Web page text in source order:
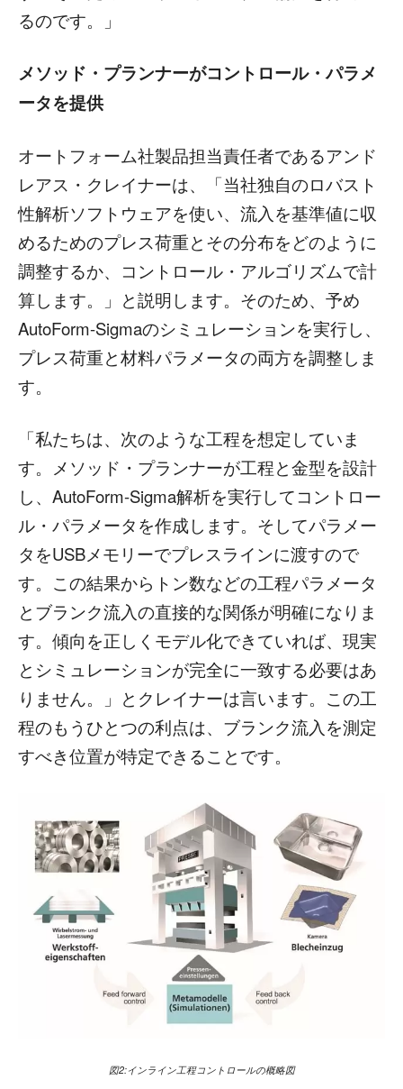
るのです。」
メソッド・プランナーがコントロール・パラメ
ータを提供
オートフォーム社製品担当責任者であるアンド
レアス・クレイナーは、「当社独自のロバスト
性解析ソフトウェアを使い、流入を基準値に収
めるためのプレス荷重とその分布をどのように
調整するか、コントロール・アルゴリズムで計
算します。」と説明します。そのため、予め
AutoForm-Sigmaのシミュレーションを実行し、
プレス荷重と材料パラメータの両方を調整しま
す。
「私たちは、次のような工程を想定していま
す。メソッド・プランナーが工程と金型を設計
し、AutoForm-Sigma解析を実行してコントロー
ル・パラメータを作成します。そしてパラメー
タをUSBメモリーでプレスラインに渡すので
す。この結果からトン数などの工程パラメータ
とブランク流入の直接的な関係が明確になりま
す。傾向を正しくモデル化できていれば、現実
とシミュレーションが完全に一致する必要はあ
りません。」とクレイナーは言います。この工
程のもうひとつの利点は、ブランク流入を測定
すべき位置が特定できることです。
図2:インライン工程コントロールの概略図